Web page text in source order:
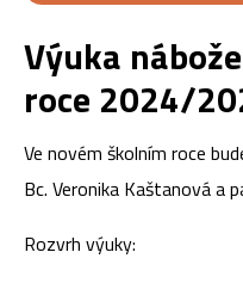
Výuka
roce 2024/
Ve novém školním roce
Bc. Veronika Kaštanová a
Rozvrh výuky: